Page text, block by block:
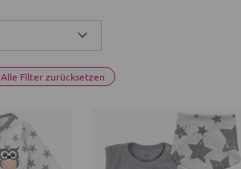
Alle Filter zurücksetzen